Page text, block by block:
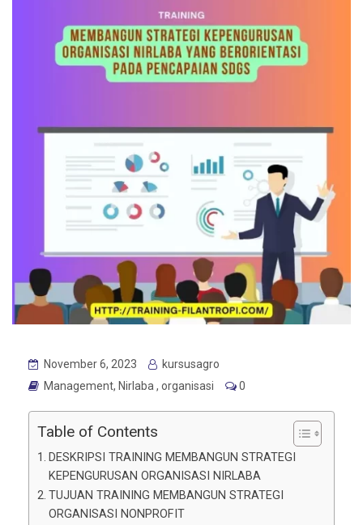
November 6, 2023
kursusagro
Management, Nirlaba , organisasi 0
Table of Contents
DESKRIPSI TRAINING MEMBANGUN STRATEGI
KEPENGURUSAN ORGANISASI NIRLABA
TUJUAN TRAINING MEMBANGUN STRATEGI
ORGANISASI NONPROFIT